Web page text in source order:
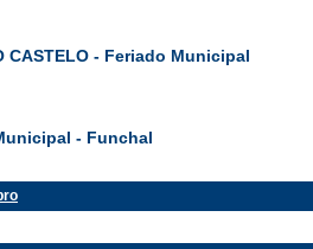
CASTELO - Feriado Municipal
- Funchal